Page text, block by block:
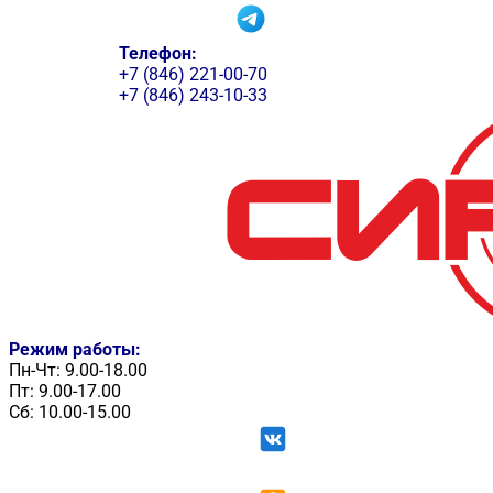
Телефон:
+7 (846) 221-00-70
+7 (846) 243-10-33
Режим работы:
Пн-Чт: 9.00-18.00
Пт: 9.00-17.00
Сб: 10.00-15.00